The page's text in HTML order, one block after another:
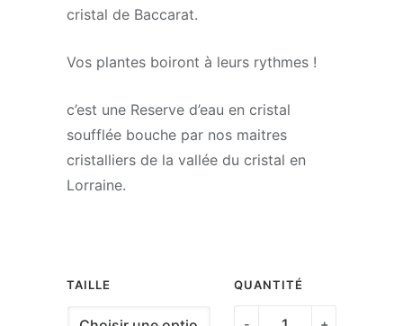
cristal de Baccarat.
Vos plantes boiront à leurs rythmes !
c’est une Reserve d’eau en cristal
soufflée bouche par nos maitres
cristalliers de la vallée du cristal en
Lorraine.
TAILLE QUANTITÉ